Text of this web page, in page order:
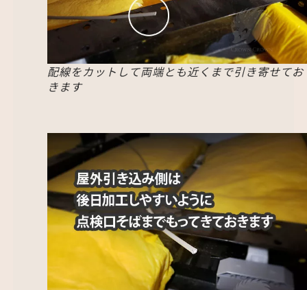
配線をカットして両端とも近くまで引き寄せてお
きます